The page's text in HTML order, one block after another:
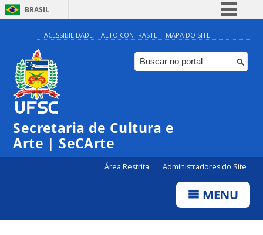
BRASIL
Simplifique!
Comunica BR
Participe
ACESSIBILIDADE ALTO CONTRASTE MAPA DO SITE
Secretaria de Cultura e
Arte | SeCArte
Área Restrita Administradores do Site
MENU